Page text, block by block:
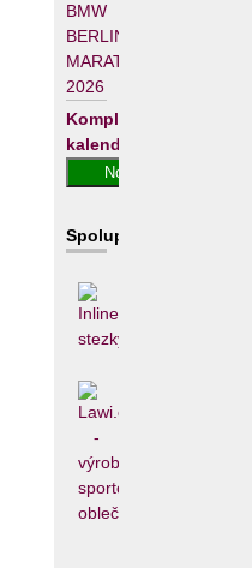
BMW
BERLIN-
MARATHON
2026
Kompletní
kalendář
Spolupracujeme